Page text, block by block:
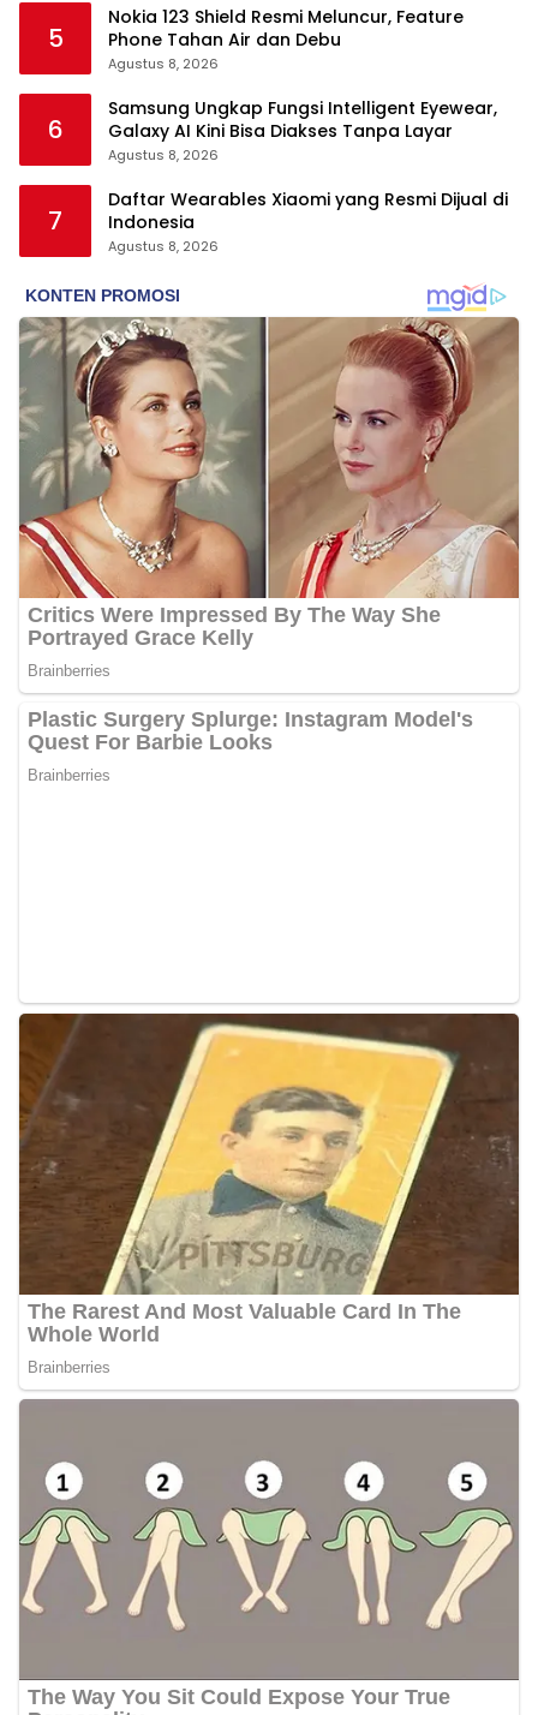
5
Nokia 123 Shield Resmi Meluncur, Feature
Phone Tahan Air dan Debu
Agustus 8, 2026
6
Samsung Ungkap Fungsi Intelligent Eyewear,
Galaxy AI Kini Bisa Diakses Tanpa Layar
Agustus 8, 2026
7
Daftar Wearables Xiaomi yang Resmi Dijual di
Indonesia
Agustus 8, 2026